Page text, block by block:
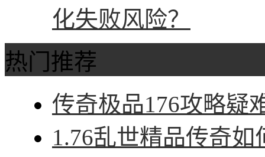
化失败风险？
热门推荐
传奇极品176攻略疑
1.76乱世精品传奇